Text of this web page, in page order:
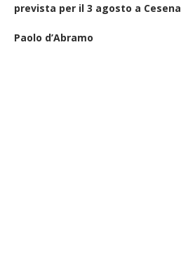
prevista per il 3 agosto a Cesena
Paolo d’Abramo